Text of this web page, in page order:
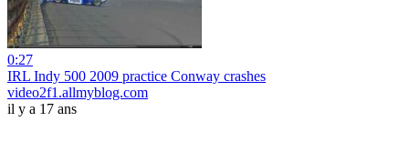
0:27
IRL Indy 500 2009 practice Conway crashes
video2f1.allmyblog.com
il y a 17 ans